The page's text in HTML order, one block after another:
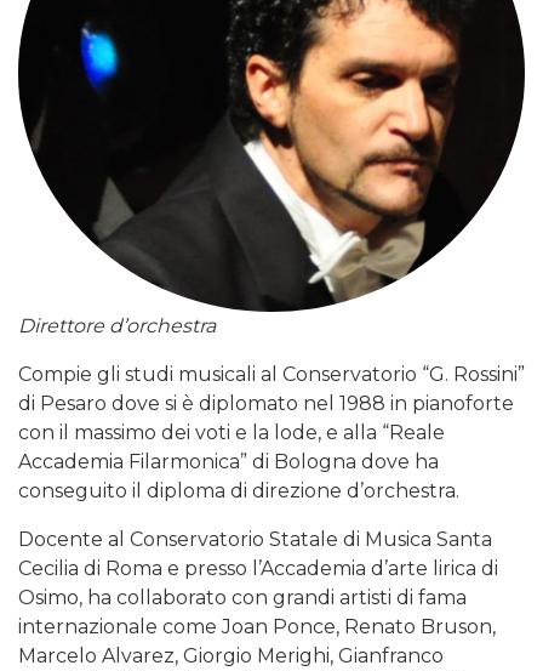
Direttore d’orchestra
Compie gli studi musicali al Conservatorio “G. Rossini”
di Pesaro dove si è diplomato nel 1988 in pianoforte
con il massimo dei voti e la lode, e alla “Reale
Accademia Filarmonica” di Bologna dove ha
conseguito il diploma di direzione d’orchestra.
Docente al Conservatorio Statale di Musica Santa
Cecilia di Roma e presso l’Accademia d’arte lirica di
Osimo, ha collaborato con grandi artisti di fama
internazionale come Joan Ponce, Renato Bruson,
Marcelo Alvarez, Giorgio Merighi, Gianfranco